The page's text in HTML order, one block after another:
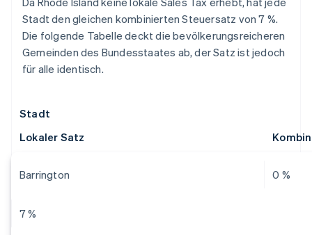
Stadt den gleichen kombinierten Steuersatz von 7 %.
Die folgende Tabelle deckt die bevölkerungsreicheren
Gemeinden des Bundesstaates ab, der Satz ist jedoch
für alle identisch.
Stadt
Lokaler Satz
Barrington 0 %
7 %